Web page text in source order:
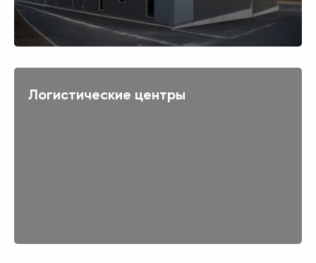
Логистические центры